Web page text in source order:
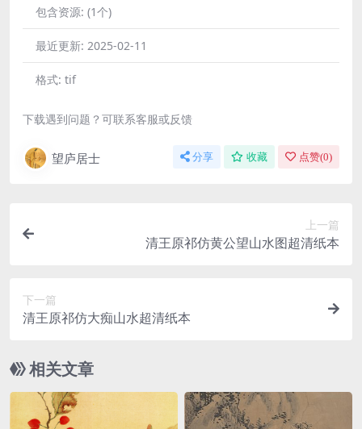
包含资源: (1个)
最近更新: 2025-02-11
格式: tif
下载遇到问题？可联系客服或反馈
望庐居士 分享 收藏 点赞(0)
上一篇
清王原祁仿黄公望山水图超清纸本
下一篇
清王原祁仿大痴山水超清纸本
相关文章